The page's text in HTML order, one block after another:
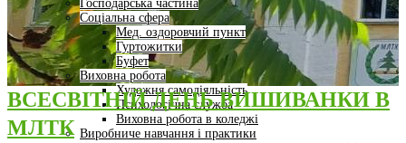
Господарська частина
Соціальна сфера
Мед. оздоровчий пункт
Гуртожитки
Буфет
Виховна робота
Художня самодіяльність
Психологічна служба
Виховна робота в коледжі
Виробниче навчання і практики
ВСЕСВІТНІЙ ДЕНЬ ВИШИВАНКИ В
МЛТК